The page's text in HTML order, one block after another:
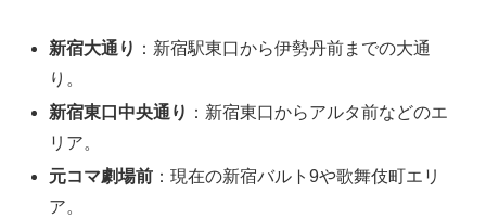
新宿大通り ：新宿駅東口から伊勢丹前までの大通
り。
新宿東口中央通り ：新宿東口からアルタ前などのエ
リア。
元コマ劇場前 ：現在の新宿バルト9や歌舞伎町エリ
ア。